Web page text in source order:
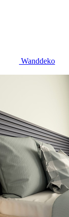
Wanddeko